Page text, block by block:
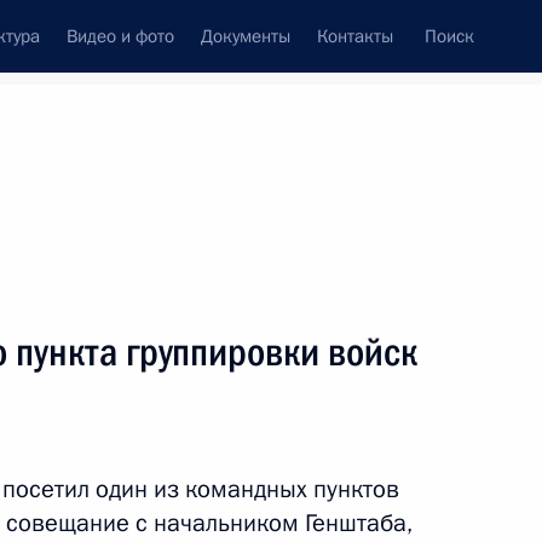
Видео и фото Документы Контакты Поиск
Егоровым
группировки войск
один из командных пунктов
совещание с начальником Генштаба,